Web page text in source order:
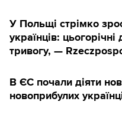
У Польщі стрімко
українців:
тривогу, —
В ЄС почали діяти
новоприбулих